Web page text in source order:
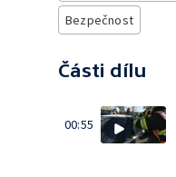
Bezpečnost
Části dílu
00:55